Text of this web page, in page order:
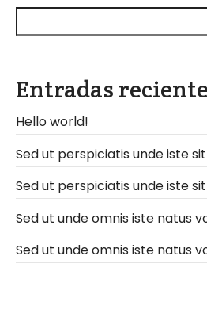
ó
n
c
*
Entradas
Hello world!
Sed ut perspiciatis unde iste
Sed ut perspiciatis unde iste
Sed ut unde omnis iste natus
Sed ut unde omnis iste natus